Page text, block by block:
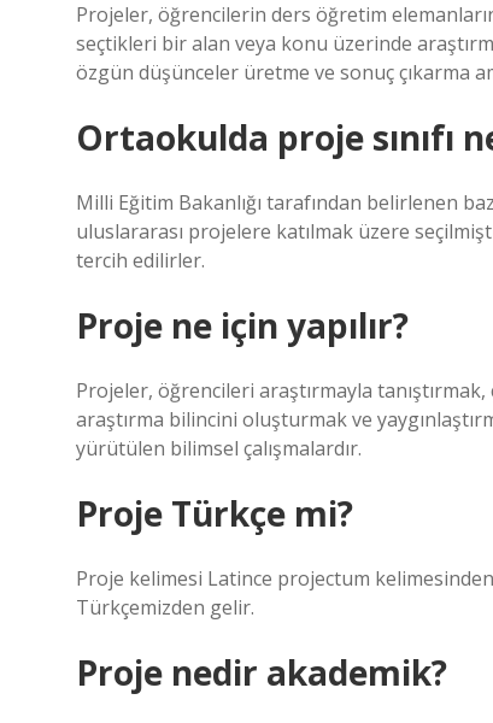
Projeler, öğrencilerin ders öğretim
seçtikleri bir alan veya konu üzerinde
özgün düşünceler üretme ve sonuç çıkarma
Ortaokulda proje sınıfı
Milli Eğitim Bakanlığı tarafından belirlenen
uluslararası projelere katılmak üzere
tercih edilirler.
Proje ne için yapılır?
Projeler, öğrencileri araştırmayla
araştırma bilincini oluşturmak ve
yürütülen bilimsel çalışmalardır.
Proje Türkçe mi?
Proje kelimesi Latince projectum
Türkçemizden gelir.
Proje nedir akademik?